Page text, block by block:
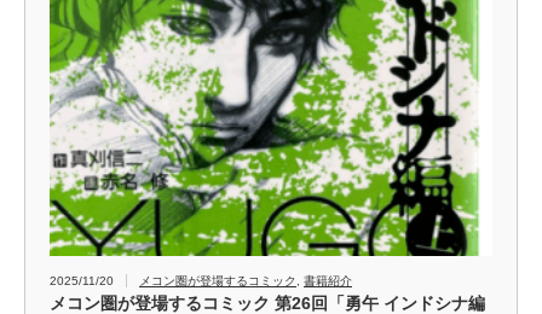
2025/11/20 メコン圏が登場するコミック 書籍紹介
メコン圏が登場するコミック 第26回「勇午 インドシナ編